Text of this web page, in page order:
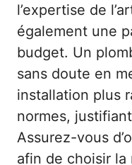
l’expertise de
également une
budget. Un
sans doute en
installation plus
normes,
Assurez-vous
afin de choisir